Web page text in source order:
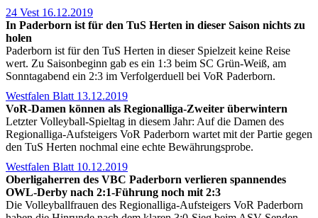
24 Vest 16.12.2019
In Paderborn ist für den TuS Herten in dieser Saison nichts zu
holen
Paderborn ist für den TuS Herten in dieser Spielzeit keine Reise
wert. Zu Saisonbeginn gab es ein 1:3 beim SC Grün-Weiß, am
Sonntagabend ein 2:3 im Verfolgerduell bei VoR Paderborn.
Westfalen Blatt 13.12.2019
VoR-Damen können als Regionalliga-Zweiter überwintern
Letzter Volleyball-Spieltag in diesem Jahr: Auf die Damen des
Regionalliga-Aufsteigers VoR Paderborn wartet mit der Partie gegen
den TuS Herten nochmal eine echte Bewährungsprobe.
Westfalen Blatt 10.12.2019
Oberligaherren des VBC Paderborn verlieren spannendes
OWL-Derby nach 2:1-Führung noch mit 2:3
Die Volleyballfrauen des Regionalliga-Aufsteigers VoR Paderborn